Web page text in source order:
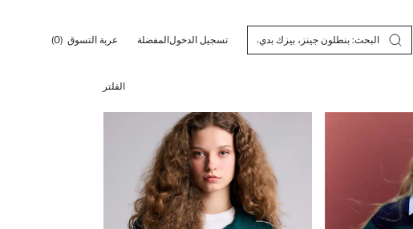
تسجيل الدخولالمفضلة عربة التسوق (0)
الفلتر